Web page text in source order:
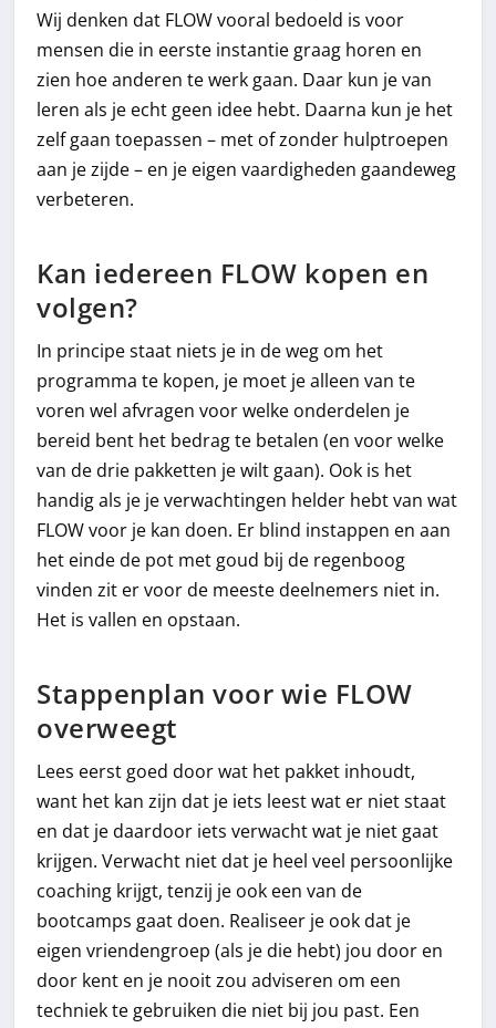
Wij denken dat FLOW vooral bedoeld is voor
mensen die in eerste instantie graag horen en
zien hoe anderen te werk gaan. Daar kun je van
leren als je echt geen idee hebt. Daarna kun je het
zelf gaan toepassen – met of zonder hulptroepen
aan je zijde – en je eigen vaardigheden gaandeweg
verbeteren.
Kan iedereen FLOW kopen en
volgen?
In principe staat niets je in de weg om het
programma te kopen, je moet je alleen van te
voren wel afvragen voor welke onderdelen je
bereid bent het bedrag te betalen (en voor welke
van de drie pakketten je wilt gaan). Ook is het
handig als je je verwachtingen helder hebt van wat
FLOW voor je kan doen. Er blind instappen en aan
het einde de pot met goud bij de regenboog
vinden zit er voor de meeste deelnemers niet in.
Het is vallen en opstaan.
Stappenplan voor wie FLOW
overweegt
Lees eerst goed door wat het pakket inhoudt,
want het kan zijn dat je iets leest wat er niet staat
en dat je daardoor iets verwacht wat je niet gaat
krijgen. Verwacht niet dat je heel veel persoonlijke
coaching krijgt, tenzij je ook een van de
bootcamps gaat doen. Realiseer je ook dat je
eigen vriendengroep (als je die hebt) jou door en
door kent en je nooit zou adviseren om een
techniek te gebruiken die niet bij jou past. Een